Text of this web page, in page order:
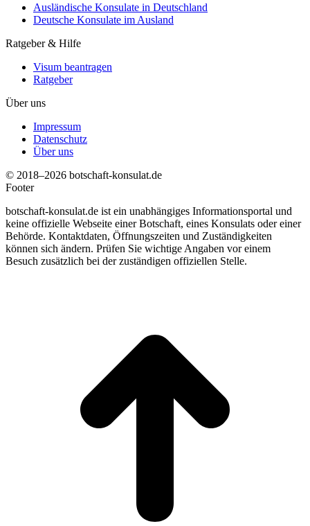
Ausländische Konsulate in Deutschland
Deutsche Konsulate im Ausland
Ratgeber & Hilfe
Visum beantragen
Ratgeber
Über uns
Impressum
Datenschutz
Über uns
© 2018–2026 botschaft-konsulat.de
Footer
botschaft-konsulat.de ist ein unabhängiges Informationsportal und
keine offizielle Webseite einer Botschaft, eines Konsulats oder einer
Behörde. Kontaktdaten, Öffnungszeiten und Zuständigkeiten
können sich ändern. Prüfen Sie wichtige Angaben vor einem
Besuch zusätzlich bei der zuständigen offiziellen Stelle.